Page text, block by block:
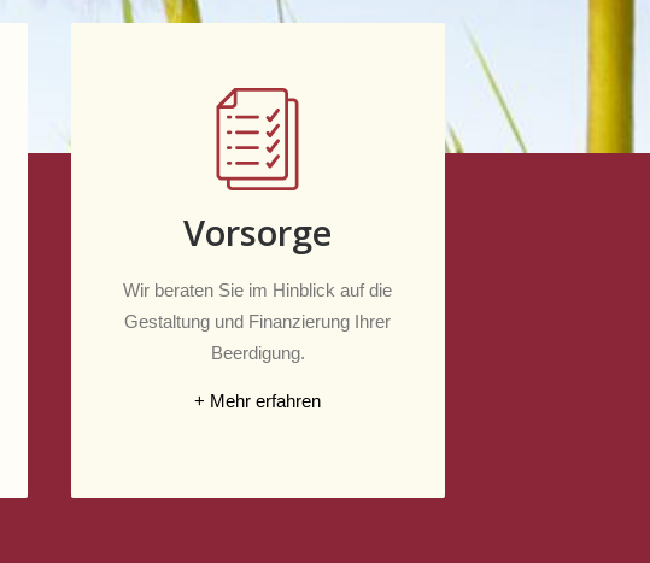
Vorsorge
Wir beraten Sie im Hinblick auf die
Gestaltung und Finanzierung Ihrer
Beerdigung.
+ Mehr erfahren